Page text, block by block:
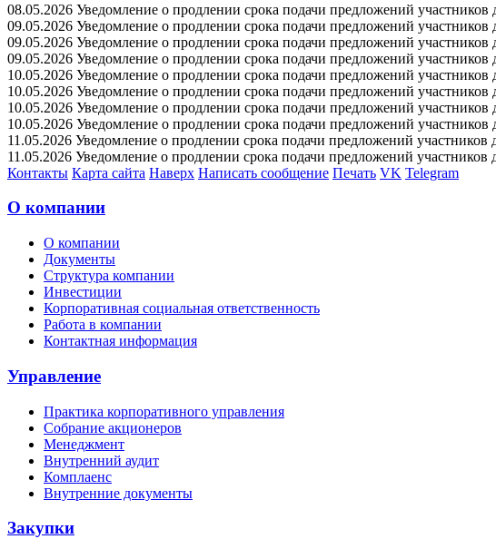
08.05.2026 Уведомление о продлении срока подачи предложений участников
09.05.2026 Уведомление о продлении срока подачи предложений участников
09.05.2026 Уведомление о продлении срока подачи предложений участников
09.05.2026 Уведомление о продлении срока подачи предложений участников
10.05.2026 Уведомление о продлении срока подачи предложений участников
10.05.2026 Уведомление о продлении срока подачи предложений участников
10.05.2026 Уведомление о продлении срока подачи предложений участников
10.05.2026 Уведомление о продлении срока подачи предложений участников
11.05.2026 Уведомление о продлении срока подачи предложений участников
11.05.2026 Уведомление о продлении срока подачи предложений участников
Контакты Карта сайта Наверх Написать сообщение Печать VK Telegram
О компании
О компании
Документы
Структура компании
Инвестиции
Корпоративная социальная ответственность
Работа в компании
Контактная информация
Управление
Практика корпоративного управления
Собрание акционеров
Менеджмент
Внутренний аудит
Комплаенс
Внутренние документы
Закупки